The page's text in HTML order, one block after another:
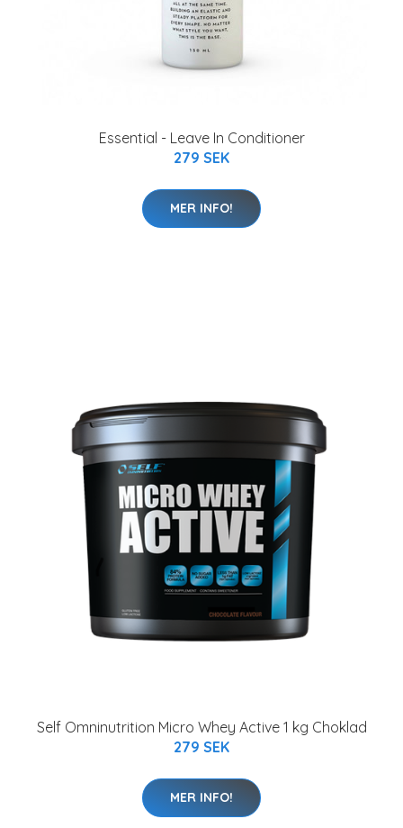
Essential - Leave In Conditioner
279 SEK
MER INFO!
Self Omninutrition Micro Whey Active 1 kg Choklad
279 SEK
MER INFO!